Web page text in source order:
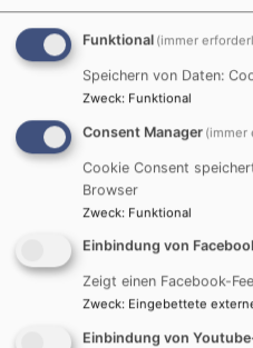
Wir begleiten Sie in
finden Sie Informationen
Unsere Gemeinden sind
Kindertagesstätte mit
Funktional (immer
Speichern von Daten:
Zweck: Funktional
Consent Manager (immer
Cookie Consent
Browser
Zweck: Funktional
Einbindung von
Zeigt einen Facebook-
Zweck: Eingebettete
Einbindung von